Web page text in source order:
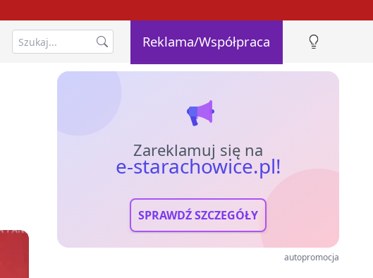
Reklama/Współpraca
Zareklamuj się na
e-starachowice.pl!
SPRAWDŹ SZCZEGÓŁY
autopromocja